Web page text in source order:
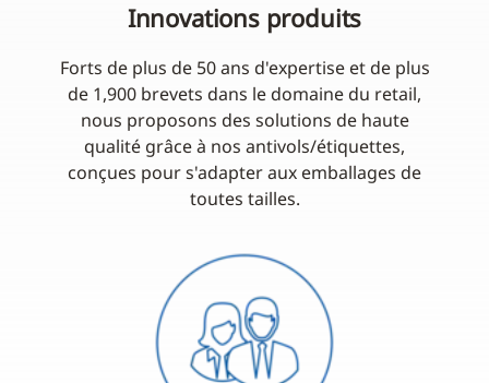
Innovations produits
Forts de plus de 50 ans d'expertise et de plus
de 1,900 brevets dans le domaine du retail,
nous proposons des solutions de haute
qualité grâce à nos antivols/étiquettes,
conçues pour s'adapter aux emballages de
toutes tailles.